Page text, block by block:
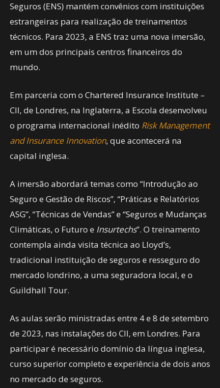
Seguros (ENS) mantém convênios com instituições
estrangeiras para realização de treinamentos
técnicos. Para 2023, a ENS traz uma nova imersão,
em um dos principais centros financeiros do
mundo.
Em parceria com o Chartered Insurance Institute –
CII, de Londres, na Inglaterra, a Escola desenvolveu
o programa internacional inédito Risk Management
and Insurance Innovation, que acontecerá na
capital inglesa.
A imersão abordará temas como “Introdução ao
Seguro e Gestão de Riscos”, “Práticas e Relatórios
ASG”, “Técnicas de Vendas” e “Seguros e Mudanças
Climáticas, o Futuro e Insurtechs”. O treinamento
contempla ainda visita técnica ao Lloyd’s,
tradicional instituição de seguros e resseguro do
mercado londrino, a uma seguradora local, e o
Guildhall Tour.
As aulas serão ministradas entre 4 e 8 de setembro
de 2023, nas instalações do CII, em Londres. Para
participar é necessário domínio da língua inglesa,
curso superior completo e experiência de dois anos
no mercado de seguros.